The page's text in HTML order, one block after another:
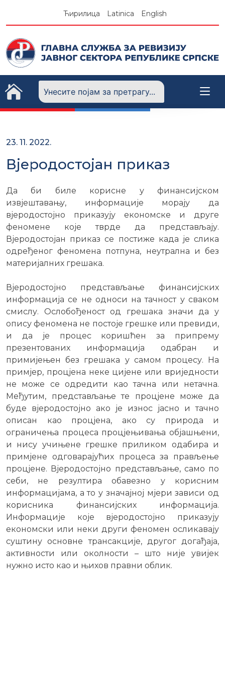
Ћирилица Latinica English
23. 11. 2022.
Вјеродостојан приказ
Да би биле корисне у финансијском
извјештавању, информације морају да
вјеродостојно приказују економске и друге
феномене које тврде да представљају.
Вјеродостојан приказ се постиже када је слика
одређеног феномена потпуна, неутрална и без
материјалних грешака.
Вјеродостојно представљање финансијских
информација се не односи на тачност у сваком
смислу. Ослобођеност од грешака значи да у
опису феномена не постоје грешке или превиди,
и да је процес коришћен за припрему
презентованих информација одабран и
примијењен без грешака у самом процесу. На
примјер, процјена неке цијене или вриједности
не може се одредити као тачна или нетачна.
Међутим, представљање те процјене може да
буде вјеродостојно ако је износ јасно и тачно
описан као процјена, ако су природа и
ограничења процеса процјењивања објашњени,
и нису учињене грешке приликом одабира и
примјене одговарајућих процеса за прављење
процјене. Вјеродостојно представљање, само по
себи, не резултира обавезно у корисним
информацијама, а то у значајној мјери зависи од
корисника финансијских информација.
Информације које вјеродостојно приказују
економски или неки други феномен осликавају
суштину основне трансакције, другог догађаја,
активности или околности – што није увијек
нужно исто као и њихов правни облик.